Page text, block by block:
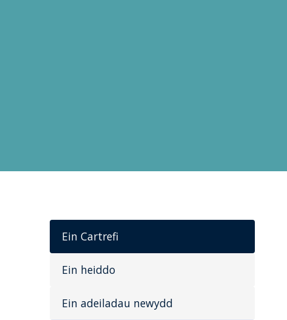
Ein Cartrefi
Ein heiddo
Ein adeiladau newydd